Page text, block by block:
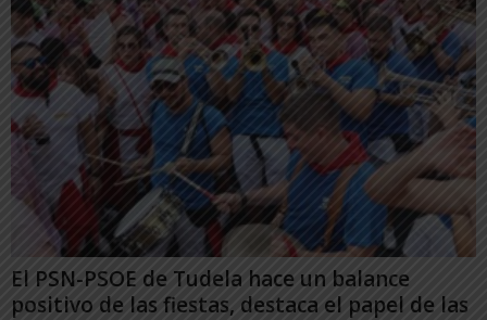
El PSN-PSOE de Tudela hace un balance
positivo de las fiestas, destaca el papel de las